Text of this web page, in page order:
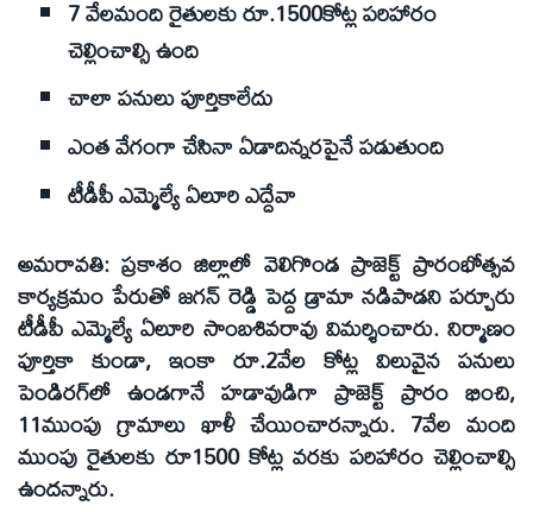
7 వేలమంది రైతులకు రూ.1500కోట్ల పరిహారం
చెల్లించాల్సి ఉంది
చాలా పనులు పూర్తికాలేదు
ఎంత వేగంగా చేసినా ఏడాదిన్నరపైనే పడుతుంది
టీడీపీ ఎమ్మెల్యే ఏలూరి ఎద్దేవా
అమరావతి: ప్రకాశం జిల్లాలో వెలిగొండ ప్రాజెక్ట్‌ ప్రారంభోత్సవ
కార్యక్రమం పేరుతో జగన్‌ రెడ్డి పెద్ద డ్రామా నడిపాడని పర్చూరు
టీడీపీ ఎమ్మెల్యే ఏలూరి సాంబశివరావు విమర్శించారు. నిర్మాణం
పూర్తికా కుండా, ఇంకా రూ.2వేల కోట్ల విలువైన పనులు
పెండిరగ్‌లో ఉండగానే హడావుడిగా ప్రాజెక్ట్‌ ప్రారం భించి,
11ముంపు గ్రామాలు ఖాళీ చేయించారన్నారు. 7వేల మంది
ముంపు రైతులకు రూ1500 కోట్ల వరకు పరిహారం చెల్లించాల్సి
ఉందన్నారు.